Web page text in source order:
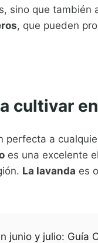
sino que
, que pueden
cultivar
perfecta a
es una excelente
La lavanda es
junio y julio: Guía